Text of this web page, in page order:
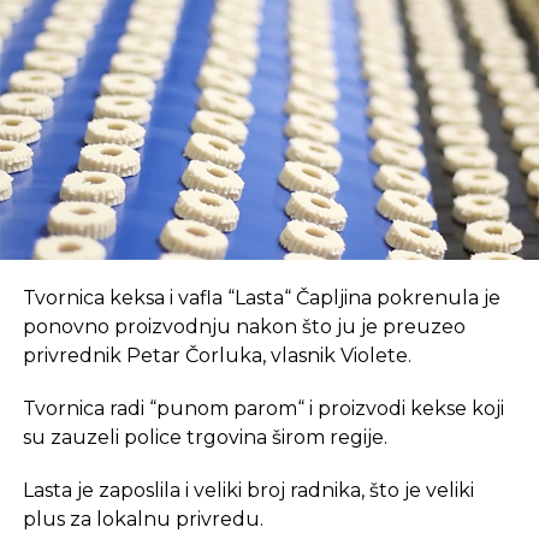
opremljen prostor, što je ključan preduvjet za
suvremeni način rada.
REKLAMA
U coworking prostoru, radnici su okruženi sličnim
profesionalcima, što potiče produktivnost i radnu
atmosferu koju je teško postići u kućnom
Dodatna prednost coworkinga je umrežavanje i
prostoru omogućava razmjenu ideja, kontakata i
suradnji, čime coworking prostor postaje inkubator
Tvornica keksa i vafla “Lasta“ Čapljina pokrenula je
ponovno proizvodnju nakon što ju je preuzeo
privrednik Petar Čorluka, vlasnik Violete.
Tvornica radi “punom parom“ i proizvodi kekse koji
su zauzeli police trgovina širom regije.
Lasta je zaposlila i veliki broj radnika, što je veliki
plus za lokalnu privredu.